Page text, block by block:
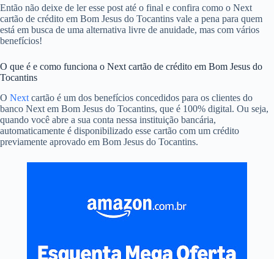
Então não deixe de ler esse post até o final e confira como o Next
cartão de crédito em Bom Jesus do Tocantins vale a pena para quem
está em busca de uma alternativa livre de anuidade, mas com vários
benefícios!
O que é e como funciona o Next cartão de crédito em Bom Jesus do
Tocantins
O Next cartão é um dos benefícios concedidos para os clientes do
banco Next em Bom Jesus do Tocantins, que é 100% digital. Ou seja,
quando você abre a sua conta nessa instituição bancária,
automaticamente é disponibilizado esse cartão com um crédito
previamente aprovado em Bom Jesus do Tocantins.